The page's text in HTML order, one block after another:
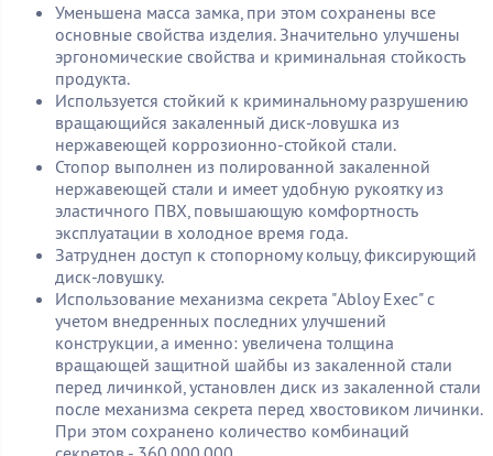
Уменьшена масса замка, при этом сохранены все
основные свойства изделия. Значительно улучшены
эргономические свойства и криминальная стойкость
продукта.
Используется стойкий к криминальному разрушению
вращающийся закаленный диск-ловушка из
нержавеющей коррозионно-стойкой стали.
Стопор выполнен из полированной закаленной
нержавеющей стали и имеет удобную рукоятку из
эластичного ПВХ, повышающую комфортность
эксплуатации в холодное время года.
Затруднен доступ к стопорному кольцу, фиксирующий
диск-ловушку.
Использование механизма секрета "Abloy Exec" с
учетом внедренных последних улучшений
конструкции, а именно: увеличена толщина
вращающей защитной шайбы из закаленной стали
перед личинкой, установлен диск из закаленной стали
после механизма секрета перед хвостовиком личинки.
При этом сохранено количество комбинаций